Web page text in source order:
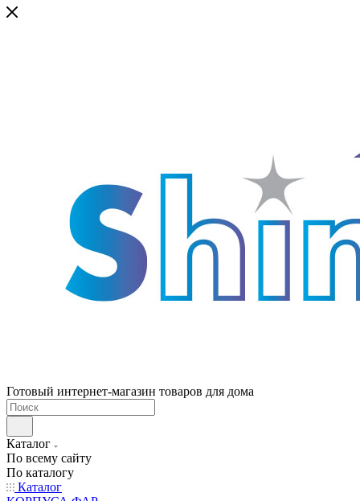
Готовый интернет-магазин товаров для дома
Каталог
По всему сайту
По каталогу
Каталог